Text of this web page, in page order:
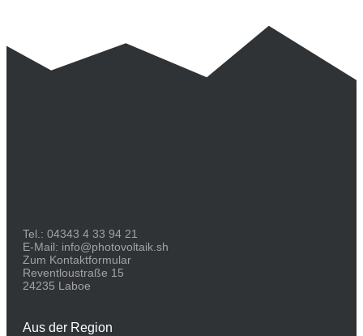
Tel.: 04343 4 33 94 21
E-Mail: info@photovoltaik.sh
Zum Kontaktformular
Reventloustraße 15
24235 Laboe
Aus der Region